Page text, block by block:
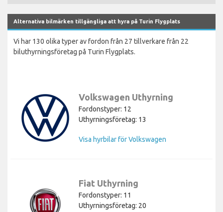
Alternativa bilmärken tillgängliga att hyra på Turin Flygplats
Vi har 130 olika typer av fordon från 27 tillverkare från 22
biluthyrningsföretag på Turin Flygplats.
Volkswagen Uthyrning
Fordonstyper: 12
Uthyrningsföretag: 13
Visa hyrbilar för Volkswagen
Fiat Uthyrning
Fordonstyper: 11
Uthyrningsföretag: 20